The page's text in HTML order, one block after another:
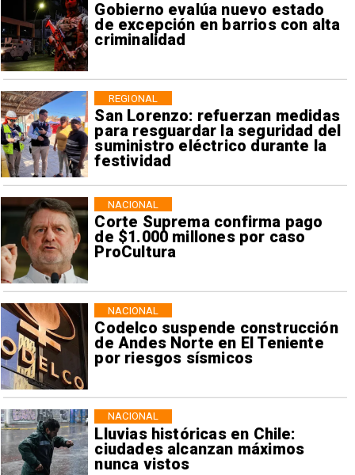
Gobierno evalúa nuevo estado
de excepción en barrios con alta
criminalidad
San Lorenzo: refuerzan medidas
para resguardar la seguridad del
suministro eléctrico durante la
festividad
REGIONAL
Corte Suprema confirma pago
de $1.000 millones por caso
ProCultura
NACIONAL
Codelco suspende construcción
de Andes Norte en El Teniente
por riesgos sísmicos
NACIONAL
Lluvias históricas en Chile:
ciudades alcanzan máximos
nunca vistos
NACIONAL